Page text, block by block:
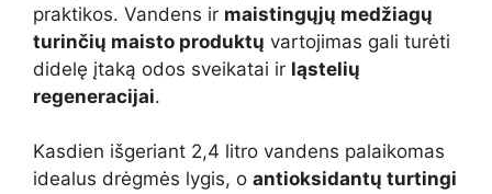
praktikos. Vandens ir maistingųjų medžiagų
turinčių maisto produktų vartojimas gali turėti
didelę įtaką odos sveikatai ir ląstelių
regeneracijai.
Kasdien išgeriant 2,4 litro vandens palaikomas
idealus drėgmės lygis, o antioksidantų turtingi